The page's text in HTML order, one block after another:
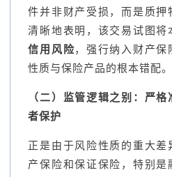
件并非财产受损，而是质押
清晰地表明，该交易试图将
信用风险，强行纳入财产
性质与保险产品的根本错配。
（二）监管逻辑之别：严
者保护
正是由于风险性质的重大
产保险和保证保险，特别是